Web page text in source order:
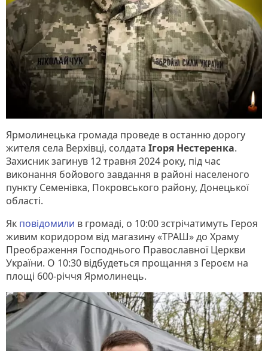
Ярмолинецька громада проведе в останню дорогу
жителя села Верхівці, солдата Ігоря Нестеренка.
Захисник загинув 12 травня 2024 року, під час
виконання бойового завдання в районі населеного
пункту Семенівка, Покровського району, Донецької
області.
Як повідомили в громаді, о 10:00 зстрічатимуть Героя
живим коридором від магазину «ТРАШ» до Храму
Преображення Господнього Православної Церкви
України. О 10:30 відбудеться прощання з Героєм на
площі 600-річчя Ярмолинець.